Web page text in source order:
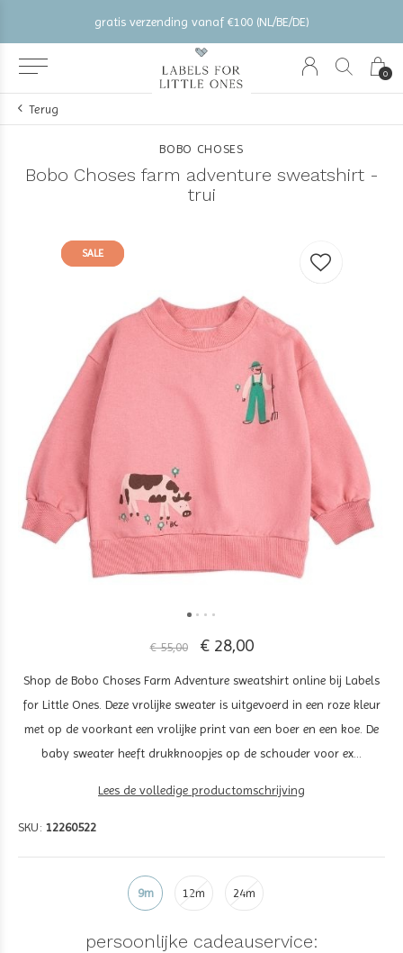
0
gratis verzending vanaf €100 (NL/BE/DE)
Terug
BOBO CHOSES
Bobo Choses farm adventure sweatshirt -
trui
SALE
SALE
€ 55,00 € 28,00
Shop de Bobo Choses Farm Adventure sweatshirt online bij Labels
for Little Ones. Deze vrolijke sweater is uitgevoerd in een roze kleur
met op de voorkant een vrolijke print van een boer en een koe. De
baby sweater heeft drukknoopjes op de schouder voor ex...
Lees de volledige productomschrijving
SKU: 12260522
9m 12m 24m
persoonlijke cadeauservice: